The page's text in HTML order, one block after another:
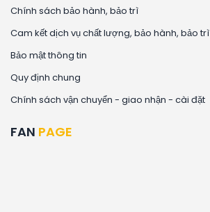
Chính sách bảo hành, bảo trì
Cam kết dịch vụ chất lượng, bảo hành, bảo trì
Bảo mật thông tin
Quy định chung
Chính sách vận chuyển - giao nhận - cài đặt
FAN PAGE